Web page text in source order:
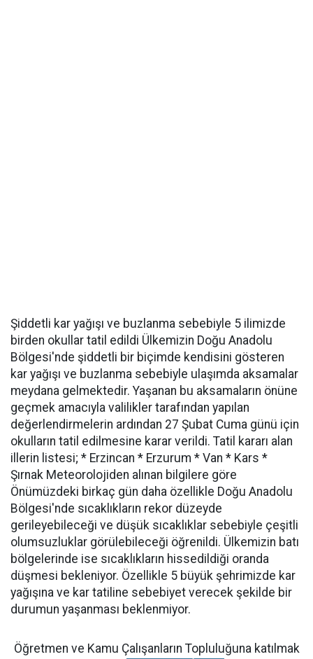
Şiddetli kar yağışı ve buzlanma sebebiyle 5 ilimizde
birden okullar tatil edildi Ülkemizin Doğu Anadolu
Bölgesi'nde şiddetli bir biçimde kendisini gösteren
kar yağışı ve buzlanma sebebiyle ulaşımda aksamalar
meydana gelmektedir. Yaşanan bu aksamaların önüne
geçmek amacıyla valilikler tarafından yapılan
değerlendirmelerin ardından 27 Şubat Cuma günü için
okulların tatil edilmesine karar verildi. Tatil kararı alan
illerin listesi; * Erzincan * Erzurum * Van * Kars *
Şırnak Meteorolojiden alınan bilgilere göre
Önümüzdeki birkaç gün daha özellikle Doğu Anadolu
Bölgesi'nde sıcaklıkların rekor düzeyde
gerileyebileceği ve düşük sıcaklıklar sebebiyle çeşitli
olumsuzluklar görülebileceği öğrenildi. Ülkemizin batı
bölgelerinde ise sıcaklıkların hissedildiği oranda
düşmesi bekleniyor. Özellikle 5 büyük şehrimizde kar
yağışına ve kar tatiline sebebiyet verecek şekilde bir
durumun yaşanması beklenmiyor.
Öğretmen ve Kamu Çalışanların Topluluğuna katılmak